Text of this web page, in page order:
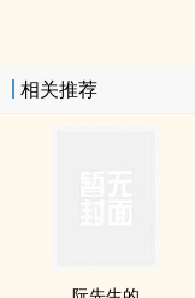
相关推荐